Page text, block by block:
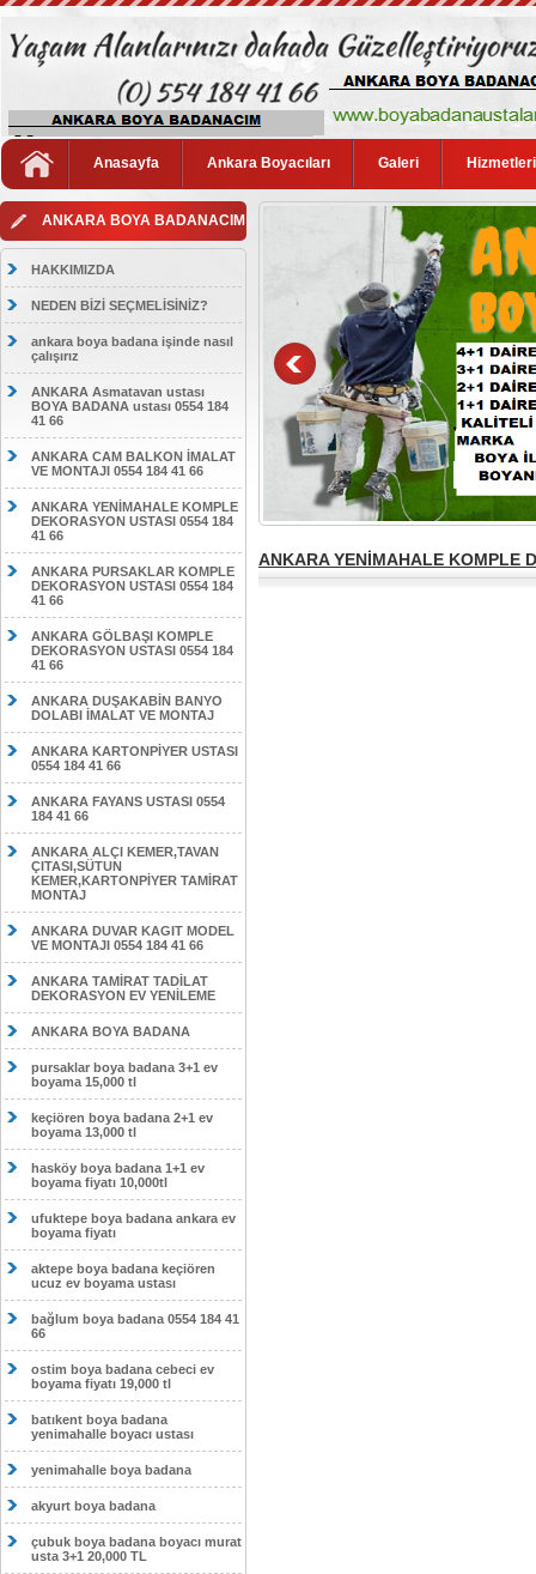
Anasayfa Ankara Boyacıları Galeri
ANKARA BOYA BADANACIM
HAKKIMIZDA
NEDEN BİZİ SEÇMELİSİNİZ?
ankara boya badana işinde nasıl
çalışırız
ANKARA Asmatavan ustası
BOYA BADANA ustası 0554 184
41 66
ANKARA CAM BALKON İMALAT
VE MONTAJI 0554 184 41 66
ANKARA YENİMAHALE KOMPLE
DEKORASYON USTASI 0554 184
41 66
ANKARA PURSAKLAR KOMPLE
DEKORASYON USTASI 0554 184
41 66
ANKARA GÖLBAŞI KOMPLE
DEKORASYON USTASI 0554 184
41 66
ANKARA DUŞAKABİN BANYO
DOLABI İMALAT VE MONTAJ
ANKARA KARTONPİYER USTASI
0554 184 41 66
ANKARA FAYANS USTASI 0554
184 41 66
ANKARA ALÇI KEMER,TAVAN
ÇITASI,SÜTUN
KEMER,KARTONPİYER TAMİRAT
MONTAJ
ANKARA DUVAR KAGIT MODEL
VE MONTAJI 0554 184 41 66
ANKARA TAMİRAT TADİLAT
DEKORASYON EV YENİLEME
ANKARA BOYA BADANA
pursaklar boya badana 3+1 ev
boyama 15,000 tl
keçiören boya badana 2+1 ev
boyama 13,000 tl
hasköy boya badana 1+1 ev
boyama fiyatı 10,000tl
ufuktepe boya badana ankara ev
boyama fiyatı
aktepe boya badana keçiören
ucuz ev boyama ustası
bağlum boya badana 0554 184 41
66
ostim boya badana cebeci ev
boyama fiyatı 19,000 tl
batıkent boya badana
yenimahalle boyacı ustası
yenimahalle boya badana
akyurt boya badana
çubuk boya badana boyacı murat
usta 3+1 20,000 TL
ANKARA YENİMAHALE KOMPLE